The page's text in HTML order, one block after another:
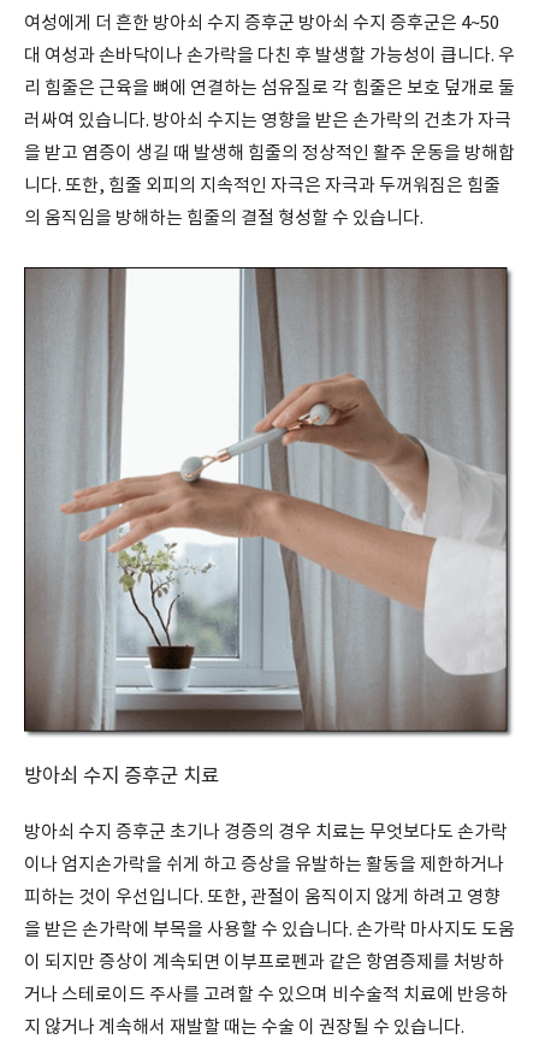
여성에게 더 흔한 방아쇠 수지 증후군 방아쇠 수지 증후군은 4~50
대 여성과 손바닥이나 손가락을 다친 후 발생할 가능성이 큽니다. 우
리 힘줄은 근육을 뼈에 연결하는 섬유질로 각 힘줄은 보호 덮개로 둘
러싸여 있습니다. 방아쇠 수지는 영향을 받은 손가락의 건초가 자극
을 받고 염증이 생길 때 발생해 힘줄의 정상적인 활주 운동을 방해합
니다. 또한, 힘줄 외피의 지속적인 자극은 자극과 두꺼워짐은 힘줄
의 움직임을 방해하는 힘줄의 결절 형성할 수 있습니다.
방아쇠 수지 증후군 치료
방아쇠 수지 증후군 초기나 경증의 경우 치료는 무엇보다도 손가락
이나 엄지손가락을 쉬게 하고 증상을 유발하는 활동을 제한하거나
피하는 것이 우선입니다. 또한, 관절이 움직이지 않게 하려고 영향
을 받은 손가락에 부목을 사용할 수 있습니다. 손가락 마사지도 도움
이 되지만 증상이 계속되면 이부프로펜과 같은 항염증제를 처방하
거나 스테로이드 주사를 고려할 수 있으며 비수술적 치료에 반응하
지 않거나 계속해서 재발할 때는 수술 이 권장될 수 있습니다.